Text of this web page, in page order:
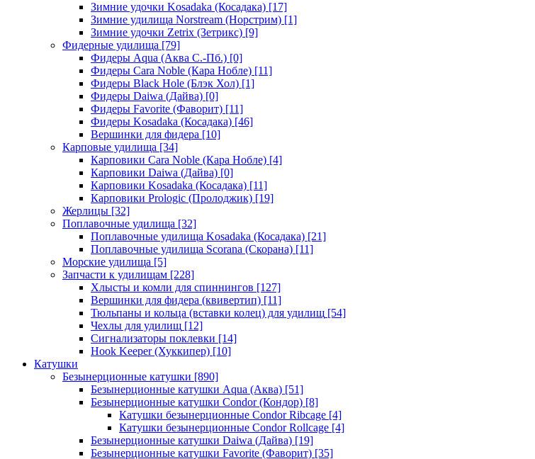
Зимние удочки Kosadaka (Косадака) [17]
Зимние удилища Norstream (Норстрим) [1]
Зимние удочки Zetrix (Зетрикс) [9]
Фидерные удилища [79]
Фидеры Aqua (Аква С.-Пб.) [0]
Фидеры Cara Noble (Кара Нобле) [11]
Фидеры Black Hole (Блэк Хол) [1]
Фидеры Daiwa (Дайва) [0]
Фидеры Favorite (Фаворит) [11]
Фидеры Kosadaka (Косадака) [46]
Вершинки для фидера [10]
Карповые удилища [34]
Карповики Cara Noble (Кара Нобле) [4]
Карповики Daiwa (Дайва) [0]
Карповики Kosadaka (Косадака) [11]
Карповики Prologic (Пролоджик) [19]
Жерлицы [32]
Поплавочные удилища [32]
Поплавочные удилища Kosadaka (Косадака) [21]
Поплавочные удилища Scorana (Скорана) [11]
Морские удилища [5]
Запчасти к удилищам [228]
Хлысты и комли для спиннингов [127]
Вершинки для фидера (квивертип) [11]
Тюльпаны и кольца (вставки колец) для удилищ [54]
Чехлы для удилищ [12]
Сигнализаторы поклевки [14]
Hook Keeper (Хуккипер) [10]
Катушки
Безынерционные катушки [890]
Безынерционные катушки Aqua (Аква) [51]
Безынерционные катушки Condor (Кондор) [8]
Катушки безынерционные Condor Ribcage [4]
Катушки безынерционные Condor Rollcage [4]
Безынерционные катушки Daiwa (Дайва) [19]
Безынерционные катушки Favorite (Фаворит) [35]